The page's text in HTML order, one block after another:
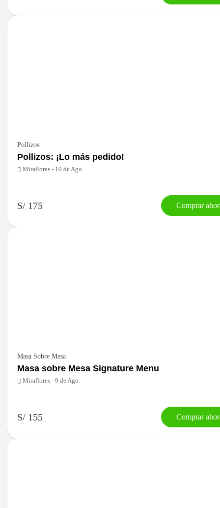
Pollizos
Pollizos: ¡Lo más pedido!
Miraflores - 10 de Ago.
S/ 175 Comprar
Masa Sobre Mesa
Masa sobre Mesa Signature Menu
Miraflores - 9 de Ago.
S/ 155 Comprar